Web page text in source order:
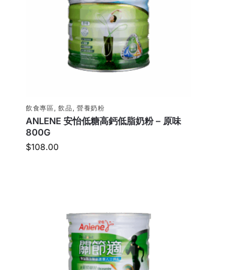
飲食專區,飲品,營養奶粉
ANLENE 安怡低糖高鈣低脂奶粉 – 原味
800G
$108.00